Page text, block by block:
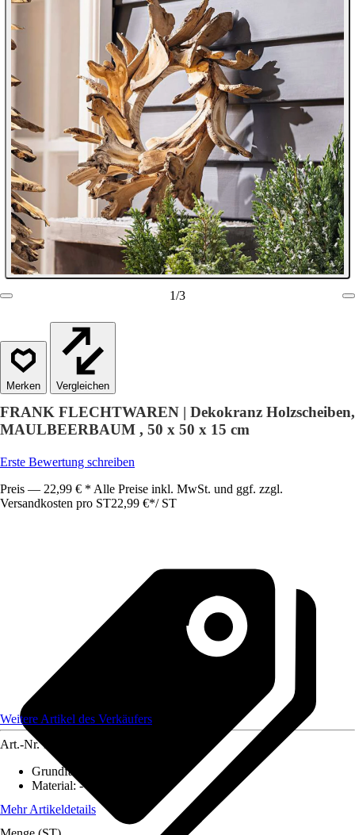
1/3
Vergleichen
FRANK FLECHTWAREN | Dekokranz Holzscheiben,
MAULBEERBAUM , 50 x 50 x 15 cm
Erste Bewertung schreiben
Preis — 22,99 € * Alle Preise inkl. MwSt. und ggf. zzgl.
Versandkosten pro ST22,99 €*/ ST
Weitere Artikel des Verkäufers
Art.-Nr. 12584098
Grundfarbe
Material:-
Mehr Artikeldetails